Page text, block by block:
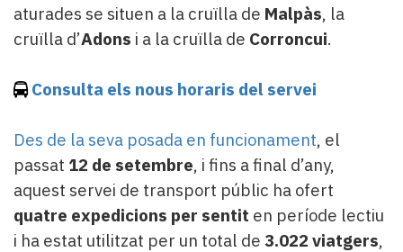
aturades se situen a la cruïlla de Malpàs, la
cruïlla d’Adons i a la cruïlla de Corroncui.
Consulta els nous horaris del servei
Des de la seva posada en funcionament, el
passat 12 de setembre, i fins a final d’any,
aquest servei de transport públic ha ofert
quatre expedicions per sentit en període lectiu
i ha estat utilitzat per un total de 3.022 viatgers,